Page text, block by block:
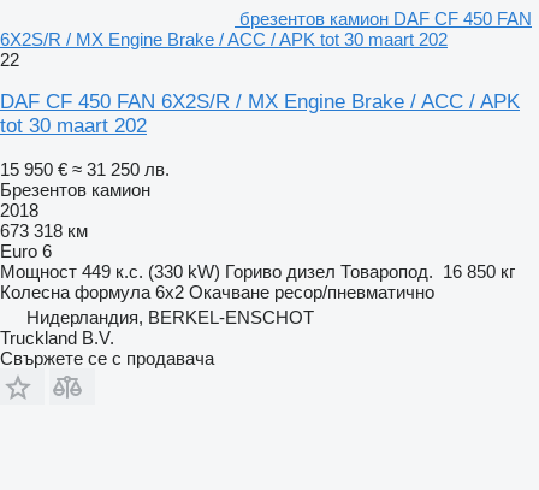
брезентов камион DAF CF 450 FAN
6X2S/R / MX Engine Brake / ACC / APK tot 30 maart 202
22
DAF CF 450 FAN 6X2S/R / MX Engine Brake / ACC / APK
tot 30 maart 202
15 950 € ≈ 31 250 лв.
Брезентов камион
2018
673 318 км
Euro 6
Мощност 449 к.с. (330 kW) Гориво дизел Товаропод. 16 850 кг
Колесна формула 6x2 Окачване ресор/пневматично
Нидерландия, BERKEL-ENSCHOT
Truckland B.V.
Свържете се с продавача